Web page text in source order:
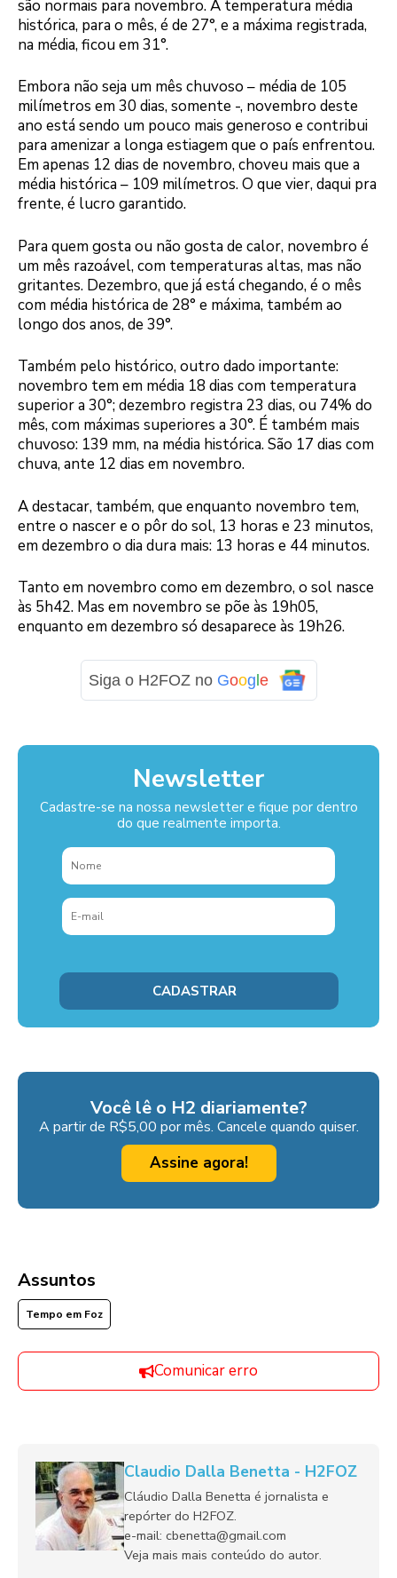
são normais para novembro. A temperatura média
histórica, para o mês, é de 27°, e a máxima registrada,
na média, ficou em 31°.
Embora não seja um mês chuvoso – média de 105
milímetros em 30 dias, somente -, novembro deste
ano está sendo um pouco mais generoso e contribui
para amenizar a longa estiagem que o país enfrentou.
Em apenas 12 dias de novembro, choveu mais que a
média histórica – 109 milímetros. O que vier, daqui pra
frente, é lucro garantido.
Para quem gosta ou não gosta de calor, novembro é
um mês razoável, com temperaturas altas, mas não
gritantes. Dezembro, que já está chegando, é o mês
com média histórica de 28° e máxima, também ao
longo dos anos, de 39°.
Também pelo histórico, outro dado importante:
novembro tem em média 18 dias com temperatura
superior a 30°; dezembro registra 23 dias, ou 74% do
mês, com máximas superiores a 30°. É também mais
chuvoso: 139 mm, na média histórica. São 17 dias com
chuva, ante 12 dias em novembro.
A destacar, também, que enquanto novembro tem,
entre o nascer e o pôr do sol, 13 horas e 23 minutos,
em dezembro o dia dura mais: 13 horas e 44 minutos.
Tanto em novembro como em dezembro, o sol nasce
às 5h42. Mas em novembro se põe às 19h05,
enquanto em dezembro só desaparece às 19h26.
Siga o H2FOZ no Google
Newsletter
Cadastre-se na nossa newsletter e fique por dentro
do que realmente importa.
Você lê o H2 diariamente?
A partir de R$5,00 por mês. Cancele quando quiser.
Assine agora!
Assuntos
Tempo em Foz
Comunicar erro
Claudio Dalla Benetta - H2FOZ
Cláudio Dalla Benetta é jornalista e
repórter do H2FOZ.
e-mail: cbenetta@gmail.com
Veja mais mais conteúdo do autor.